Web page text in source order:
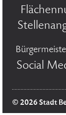
Social
© 2026 Stadt